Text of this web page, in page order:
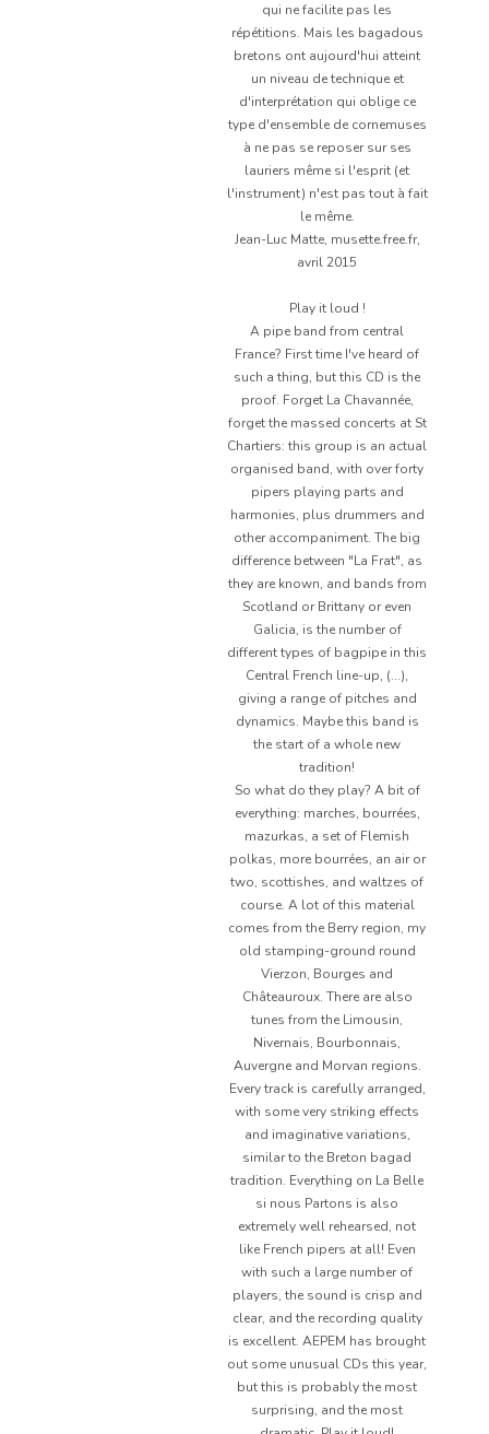
qui ne facilite pas les
répétitions. Mais les bagadous
bretons ont aujourd'hui atteint
un niveau de technique et
d'interprétation qui oblige ce
type d'ensemble de cornemuses
à ne pas se reposer sur ses
lauriers même si l'esprit (et
l'instrument) n'est pas tout à fait
le même.
Jean-Luc Matte, musette.free.fr,
avril 2015
Play it loud !
A pipe band from central
France? First time I've heard of
such a thing, but this CD is the
proof. Forget La Chavannée,
forget the massed concerts at St
Chartiers: this group is an actual
organised band, with over forty
pipers playing parts and
harmonies, plus drummers and
other accompaniment. The big
difference between "La Frat", as
they are known, and bands from
Scotland or Brittany or even
Galicia, is the number of
different types of bagpipe in this
Central French line-up, (...),
giving a range of pitches and
dynamics. Maybe this band is
the start of a whole new
tradition!
So what do they play? A bit of
everything: marches, bourrées,
mazurkas, a set of Flemish
polkas, more bourrées, an air or
two, scottishes, and waltzes of
course. A lot of this material
comes from the Berry region, my
old stamping-ground round
Vierzon, Bourges and
Châteauroux. There are also
tunes from the Limousin,
Nivernais, Bourbonnais,
Auvergne and Morvan regions.
Every track is carefully arranged,
with some very striking effects
and imaginative variations,
similar to the Breton bagad
tradition. Everything on La Belle
si nous Partons is also
extremely well rehearsed, not
like French pipers at all! Even
with such a large number of
players, the sound is crisp and
clear, and the recording quality
is excellent. AEPEM has brought
out some unusual CDs this year,
but this is probably the most
surprising, and the most